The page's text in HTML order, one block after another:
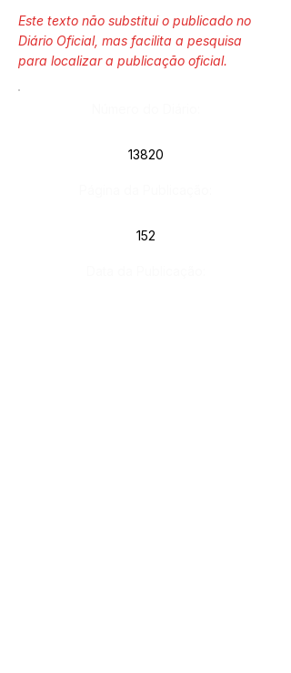
Este texto não substitui o publicado no
Diário Oficial, mas facilita a pesquisa
para localizar a publicação oficial.
13820
152